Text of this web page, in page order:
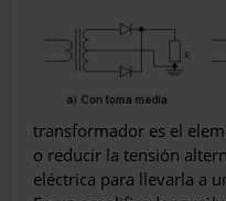
transformador es el
o reducir la tensión
eléctrica para llevarla a